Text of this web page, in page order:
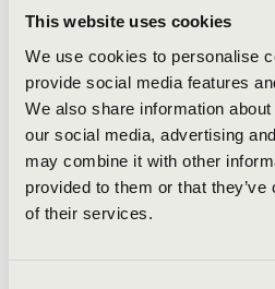
This website uses cookies
We use cookies to personalise
provide social media features
We also share information
our social media, advertising
may combine it with other
provided to them or that
of their services.
A jelentkezéshez kérjük, a
A JELENTKEZÉSI HATÁRIDŐ
KERÜLT!
JELENTKEZÉSI HATÁRIDŐ
2026. május 21., csütörtök dél